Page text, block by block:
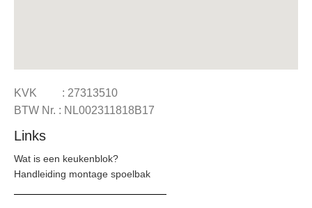
KVK : 27313510
BTW Nr. : NL002311818B17
Links
Wat is een keukenblok?
Handleiding montage spoelbak